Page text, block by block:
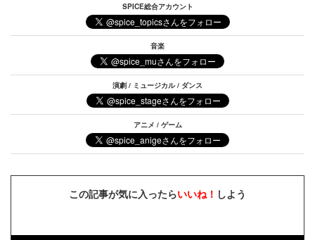
SPICE総合アカウント
音楽
演劇 / ミュージカル / ダンス
アニメ / ゲーム
この記事が気に入ったらいいね！ しよう